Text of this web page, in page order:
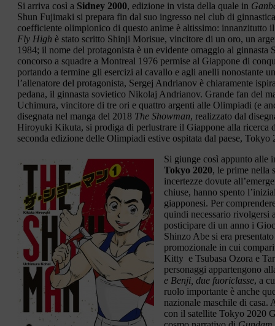
Si arriva così a Sidney 2000, edizione in vista della quale in
Shun Fujimaki si prepara fin dal suo ingresso nel club di
coefficiente olimpionico di questo anime è altissimo: innanzitutto
Fly High è stato scritto Shinji Morisue, vincitore di un oro, un
1984; il nome del protagonista è un evidente omaggio al ginnasta
concorso a squadre a Montreal 1976 permise al Giappone di
portando a termine gli esercizi al cavallo e agli anelli nonostante
l’allenatore del protagonista, Sergej Andrianov è chiaramente
pedana, il ginnasta sovietico Nikolaj Andrianov. Grande fan del
Uchimura, vincitore di tre ori e quattro argenti alle Olimpiadi (e
disegnata nel manga del 2018 The Showman, realizzato dal
Hiroyuki Kikuta, si prodiga di perlustrare il Giappone alla ricerca
seconda edizione delle Olimpiadi estive ospitata dal paese, Tokyo
Si giunge così appunto alle
Tokyo 2020, le prime nella
incertezze dovute
chiuse, hanno spento
giapponesi. Per
quindi necessario rivolgersi
posticipare di un anno i
Shinzo Abe si era
promozionale in cui
Kitty e Tsubasa Ozora e
personaggi appartengono
e Benji, due fuoriclasse, a
ruolo importante è anche
nazionale maschile di
con il satellite Tokyo 2020